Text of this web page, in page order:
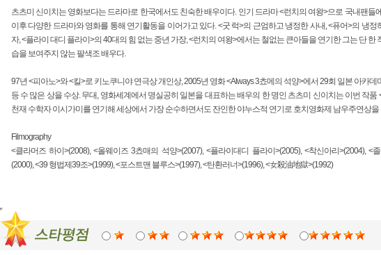
츠츠미 신이치는 영화보다는 드라마로 한국에서도 친숙한 배우이다. 인기 드라마 <런치의 여왕>으로 국내팬들
이후 다양한 드라마와 영화를 통해 연기활동을 이어가고 있다. <굿 럭>의 근엄하고 냉정한 사내, <퓨어>의 냉정
자, <플라이 대디 플라이>의 40대의 힘 없는 중년 가장, <런치의 여왕>에서는 철없는 큰아들을 연기한 그는 단 한
습을 보여주지 않는 팔색조 배우다.
97년 <피아노>와 <킬>로 키노쿠니야 연극상 개인상, 2005년 영화 <Always 3쵸메의 석양>에서 29회 일본 아카
등 수 많은 상을 수상. 무대, 영화세계에서 명실공히 일본을 대표하는 배우의 한 명인 츠츠미 신이치는 이번 작품
천재 수학자 이시가미를 연기해 세상에서 가장 순수하면서도 잔인한 야누스적 연기로 호치영화제 남우주연상을
Filmography
<클라머즈 하이>(2008), <올웨이즈 3쵸매의 석양>(2007), <플라이대디 플라이>(2005), <착신아리>(2004), <
(2000), <39 형법제39조>(1999), <포스트맨 블루스>(1997), <탄환러너>(1996), <女殺油地獄>(1992)